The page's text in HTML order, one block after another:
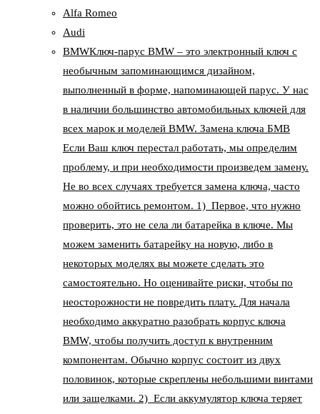
Alfa Romeo
Audi
BMWКлюч-парус BMW – это электронный ключ с
необычным запоминающимся дизайном,
выполненный в форме, напоминающей парус. У нас
в наличии большинство автомобильных ключей для
всех марок и моделей BMW. Замена ключа БМВ
Если Ваш ключ перестал работать, мы определим
проблему, и при необходимости произведем замену.
Не во всех случаях требуется замена ключа, часто
можно обойтись ремонтом. 1) Первое, что нужно
проверить, это не села ли батарейка в ключе. Мы
можем заменить батарейку на новую, либо в
некоторых моделях вы можете сделать это
самостоятельно. Но оценивайте риски, чтобы по
неосторожности не повредить плату. Для начала
необходимо аккуратно разобрать корпус ключа
BMW, чтобы получить доступ к внутренним
компонентам. Обычно корпус состоит из двух
половинок, которые скреплены небольшими винтами
или защелками. 2) Если аккумулятор ключа теряет